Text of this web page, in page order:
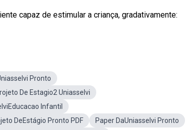
capaz de estimular a criança, gradativamente:
Pronto
De Estagio2 Uniasselvi
Infantil
DeEstágio Pronto PDF
Paper DaUniasselvi Pronto